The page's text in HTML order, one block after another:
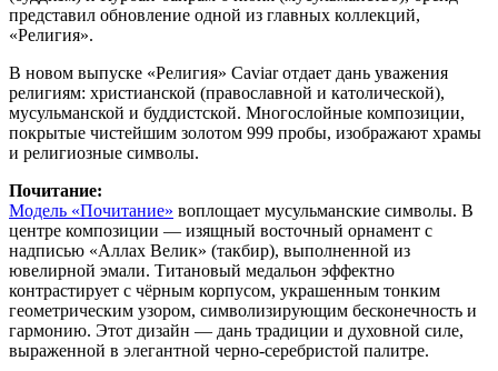
представил обновление одной из главных коллекций,
«Религия».
В новом выпуске «Религия» Caviar отдает дань уважения
религиям: христианской (православной и католической),
мусульманской и буддистской. Многослойные композиции,
покрытые чистейшим золотом 999 пробы, изображают храмы
и религиозные символы.
Почитание:
Модель «Почитание» воплощает мусульманские символы. В
центре композиции — изящный восточный орнамент с
надписью «Аллах Велик» (такбир), выполненной из
ювелирной эмали. Титановый медальон эффектно
контрастирует с чёрным корпусом, украшенным тонким
геометрическим узором, символизирующим бесконечность и
гармонию. Этот дизайн — дань традиции и духовной силе,
выраженной в элегантной черно-серебристой палитре.